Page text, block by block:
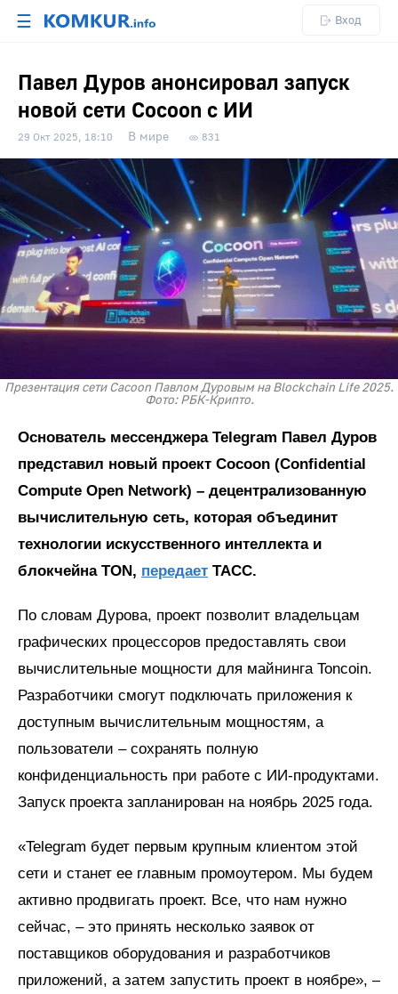
☰ Вход
Павел Дуров анонсировал запуск
новой сети Cocoon с ИИ
29 Окт 2025, 18:10 В мире 831
Презентация сети Cacoon Павлом Дуровым на Blockchain Life 2025.
Фото: РБК-Крипто.
Основатель мессенджера Telegram Павел Дуров
представил новый проект Cocoon (Confidential
Compute Open Network) – децентрализованную
вычислительную сеть, которая объединит
технологии искусственного интеллекта и
блокчейна TON, передает ТАСС.
По словам Дурова, проект позволит владельцам
графических процессоров предоставлять свои
вычислительные мощности для майнинга Toncoin.
Разработчики смогут подключать приложения к
доступным вычислительным мощностям, а
пользователи – сохранять полную
конфиденциальность при работе с ИИ-продуктами.
Запуск проекта запланирован на ноябрь 2025 года.
«Telegram будет первым крупным клиентом этой
сети и станет ее главным промоутером. Мы будем
активно продвигать проект. Все, что нам нужно
сейчас, – это принять несколько заявок от
поставщиков оборудования и разработчиков
приложений, а затем запустить проект в ноябре», –